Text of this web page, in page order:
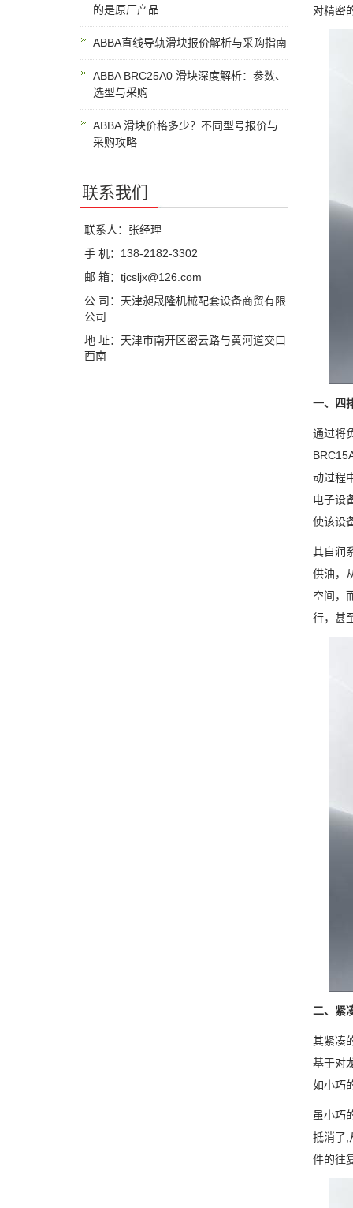
对精密
一、四
通过将
动过程
电子设
使该设
其自润
供油，
空间，
行，甚
二、紧
其紧凑
基于对
如小巧
虽小巧
抵消了,
件的往
的是原厂产品
ABBA直线导轨滑块报价解析与采购指南
ABBA BRC25A0 滑块深度解析：参数、
选型与采购
ABBA 滑块价格多少？不同型号报价与
采购攻略
联系我们
联系人：张经理
手 机：138-2182-3302
邮 箱：tjcsljx@126.com
公 司：天津昶晟隆机械配套设备商贸有限
公司
地 址：天津市南开区密云路与黄河道交口
西南